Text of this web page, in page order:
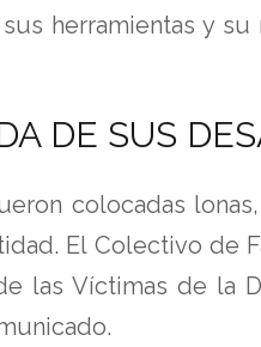
herramientas y su
DE SUS
colocadas
El Colectivo de
las Víctimas de la